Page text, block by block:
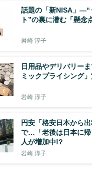
話題の「新NISA」―“
ト”の裏に潜む「懸念
岩崎 淳子
日用品やデリバリー
ミックプライシング
岩崎 淳子
円安「格安日本から
で…「老後は日本に
人が増加中!?
岩崎 淳子